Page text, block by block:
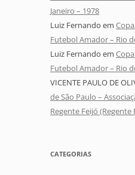
Janeiro – 1978
Luiz Fernando em
Futebol Amador – Rio
Luiz Fernando em
Futebol Amador – Rio
VICENTE PAULO DE
de São Paulo –
Regente Feijó (Regente
CATEGORIAS